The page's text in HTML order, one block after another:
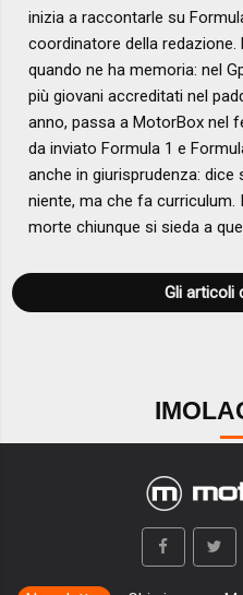
inizia a raccontarle su
coordinatore della redazione.
quando ne ha memoria: nel
più giovani accreditati nel
anno, passa a MotorBox nel
da inviato Formula 1 e
anche in giurisprudenza: dice
niente, ma che fa curriculum.
morte chiunque si sieda a
Gli articoli